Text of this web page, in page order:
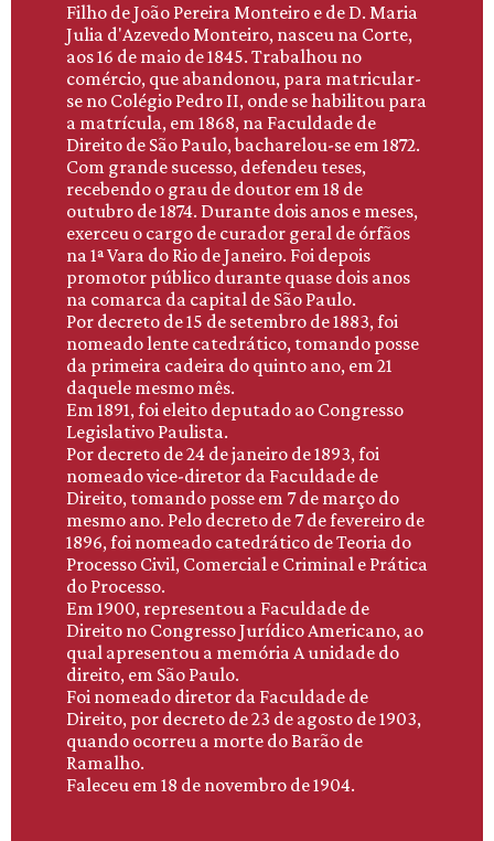
Filho de João Pereira Monteiro e de D. Maria
Julia d'Azevedo Monteiro, nasceu na Corte,
aos 16 de maio de 1845. Trabalhou no
comércio, que abandonou, para matricular-
se no Colégio Pedro II, onde se habilitou para
a matrícula, em 1868, na Faculdade de
Direito de São Paulo, bacharelou-se em 1872.
Com grande sucesso, defendeu teses,
recebendo o grau de doutor em 18 de
outubro de 1874. Durante dois anos e meses,
exerceu o cargo de curador geral de órfãos
na 1ª Vara do Rio de Janeiro. Foi depois
promotor público durante quase dois anos
na comarca da capital de São Paulo.
Por decreto de 15 de setembro de 1883, foi
nomeado lente catedrático, tomando posse
da primeira cadeira do quinto ano, em 21
daquele mesmo mês.
Em 1891, foi eleito deputado ao Congresso
Legislativo Paulista.
Por decreto de 24 de janeiro de 1893, foi
nomeado vice-diretor da Faculdade de
Direito, tomando posse em 7 de março do
mesmo ano. Pelo decreto de 7 de fevereiro de
1896, foi nomeado catedrático de Teoria do
Processo Civil, Comercial e Criminal e Prática
do Processo.
Em 1900, representou a Faculdade de
Direito no Congresso Jurídico Americano, ao
qual apresentou a memória A unidade do
direito, em São Paulo.
Foi nomeado diretor da Faculdade de
Direito, por decreto de 23 de agosto de 1903,
quando ocorreu a morte do Barão de
Ramalho.
Faleceu em 18 de novembro de 1904.